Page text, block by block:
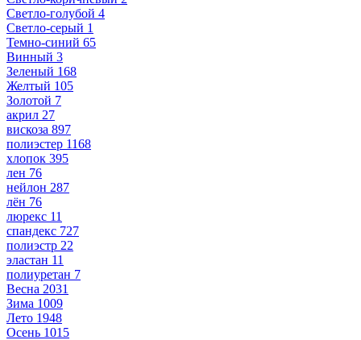
Светло-голубой 4
Светло-серый 1
Темно-синий 65
Винный 3
Зеленый 168
Желтый 105
Золотой 7
акрил 27
вискоза 897
полиэстер 1168
хлопок 395
лен 76
нейлон 287
лён 76
люрекс 11
спандекс 727
полиэстр 22
эластан 11
полиуретан 7
Весна 2031
Зима 1009
Лето 1948
Осень 1015